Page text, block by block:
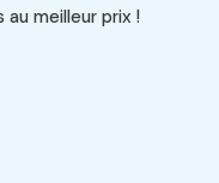
meilleur prix !